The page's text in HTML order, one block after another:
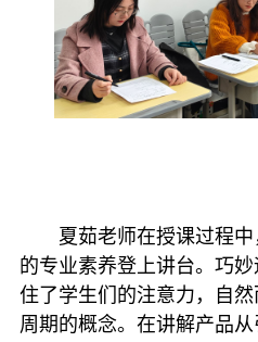
夏茹老师在授课过程
的专业素养登上讲台。巧
住了学生们的注意力，自
周期的概念。在讲解产品